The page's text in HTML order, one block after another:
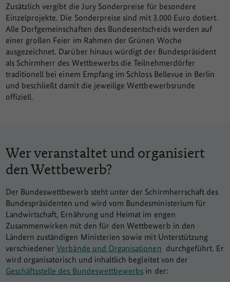
Zusätzlich vergibt die Jury Sonderpreise für besondere
Einzelprojekte. Die Sonderpreise sind mit 3.000 Euro dotiert.
Alle Dorfgemeinschaften des Bundesentscheids werden auf
einer großen Feier im Rahmen der Grünen Woche
ausgezeichnet. Darüber hinaus würdigt der Bundespräsident
als Schirmherr des Wettbewerbs die Teilnehmerdörfer
traditionell bei einem Empfang im Schloss Bellevue in Berlin
und beschließt damit die jeweilige Wettbewerbsrunde
offiziell.
Wer veranstaltet und organisiert
den Wettbewerb?
Der Bundeswettbewerb steht unter der Schirmherrschaft des
Bundespräsidenten und wird vom Bundesministerium für
Landwirtschaft, Ernährung und Heimat im engen
Zusammenwirken mit den für den Wettbewerb in den
Ländern zuständigen Ministerien sowie mit Unterstützung
verschiedenerVerbände und Organisationen durchgeführt. Er
wird organisatorisch und inhaltlich begleitet von der
Geschäftsstelle des Bundeswettbewerbs in der: